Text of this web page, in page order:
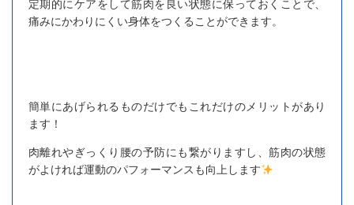
定期的にケアをして筋肉を良い状態に保っておくことで、
痛みにかわりにくい身体をつくることができます。
簡単にあげられるものだけでもこれだけのメリットがあり
ます！
肉離れやぎっくり腰の予防にも繋がりますし、筋肉の状態
がよければ運動のパフォーマンスも向上します